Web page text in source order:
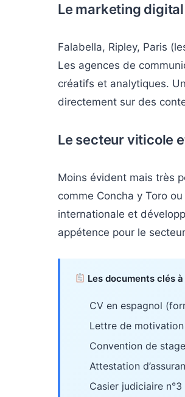
Le marketing
Falabella, Ripley, Paris
Les agences de
créatifs et analytiques.
directement sur des
Le secteur viticole
Moins évident mais très
comme Concha y Toro
internationale et
appétence pour le
Les documents clés
CV en espagnol
Lettre de
Convention de
Attestation
Casier judiciaire